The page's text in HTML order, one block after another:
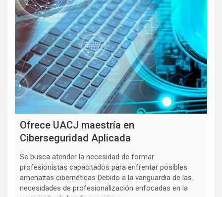
Ofrece UACJ maestría en
Ciberseguridad Aplicada
Se busca atender la necesidad de formar
profesionistas capacitados para enfrentar posibles
amenazas cibernéticas Debido a la vanguardia de las
necesidades de profesionalización enfocadas en la